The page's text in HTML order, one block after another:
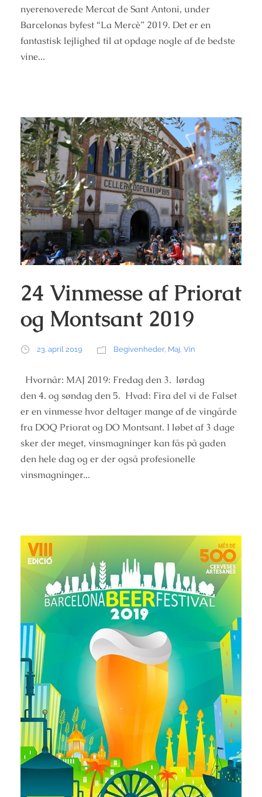
nyerenoverede Mercat de Sant Antoni, under
Barcelonas byfest “La Mercè” 2019. Det er en
fantastisk lejlighed til at opdage nogle af de bedste
vine...
24 Vinmesse af Priorat
og Montsant 2019
23. april 2019 Begivenheder, Maj Vin
Hvornår: MAJ 2019: Fredag den 3. lørdag
den 4. og søndag den 5. Hvad: Fira del vi de Falset
er en vinmesse hvor deltager mange af de vingårde
fra DOQ Priorat og DO Montsant. I løbet af 3 dage
sker der meget, vinsmagninger kan fås på gaden
den hele dag og er der også profesionelle
vinsmagninger...